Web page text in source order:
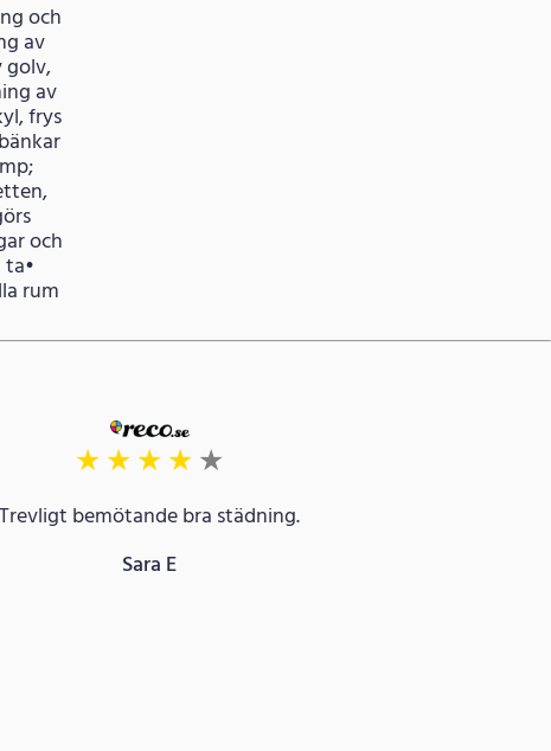
och
av
golv,
av
frys
och
rum
★★★★★
Trevligt bemötande bra städning.
Sara E